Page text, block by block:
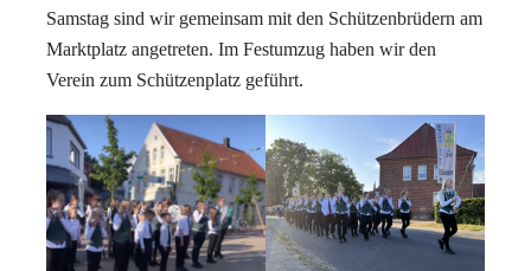
Samstag sind wir gemeinsam mit den Schützenbrüdern am
Marktplatz angetreten. Im Festumzug haben wir den
Verein zum Schützenplatz geführt.